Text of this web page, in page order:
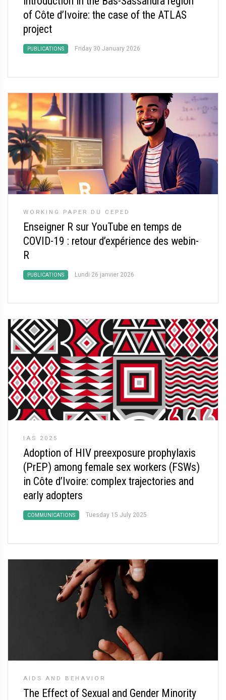
of Côte d’Ivoire: the case of the ATLAS
project
PUBLICATIONS Friday 30 January 2026
WORKING PAPER DU CEPED
Enseigner R sur YouTube en temps de
COVID-19 : retour d’expérience des webin-
R
PUBLICATIONS Lundi 26 janvier 2026
IAS 2025
Adoption of HIV preexposure prophylaxis
(PrEP) among female sex workers (FSWs)
in Côte d’Ivoire: complex trajectories and
early adopters
COMMUNICATIONS Tuesday 15 July 2025
AIDS AND BEHAVIOR
The Effect of Sexual and Gender Minority